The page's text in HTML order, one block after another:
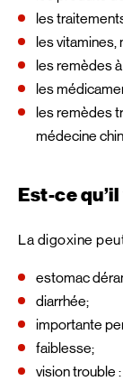
les
les vitamines,
les remèdes
les
les remèdes
médecine
Est-ce
La digoxine
estomac
diarrhée;
importante
faiblesse;
vision trouble :